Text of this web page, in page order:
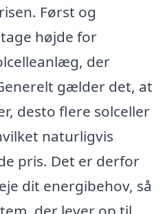
Først og
højde for
der
gælder det, at
desto flere solceller
naturligvis
pris. Det er derfor
dit energibehov, så